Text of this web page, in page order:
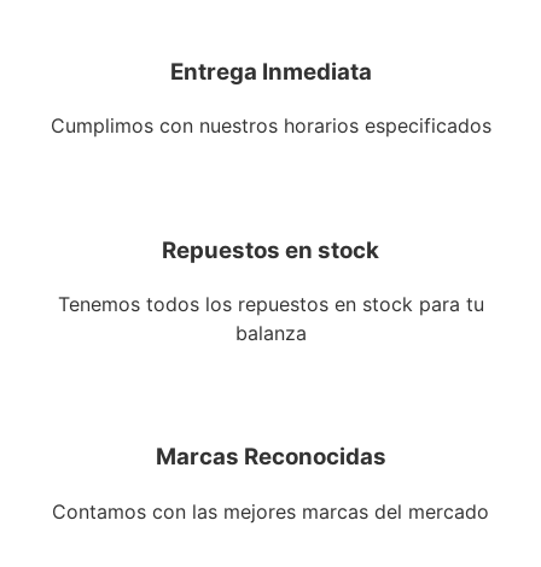
Entrega Inmediata
Cumplimos con nuestros horarios especificados
Repuestos en stock
Tenemos todos los repuestos en stock para tu
balanza
Marcas Reconocidas
Contamos con las mejores marcas del mercado